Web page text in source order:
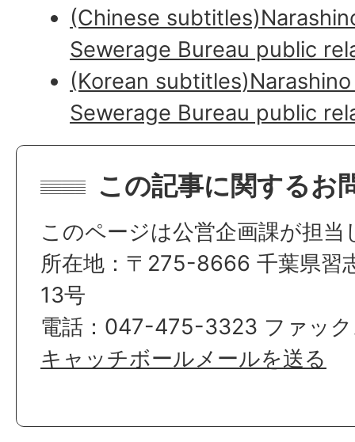
(Chinese
Sewerage Bureau public
(Korean
Sewerage Bureau public
この記事に関するお
このページは公営企画課が担当
所在地：〒275-8666 千葉県習
13号
電話：047-475-3323 ファッ
キャッチボールメールを送る